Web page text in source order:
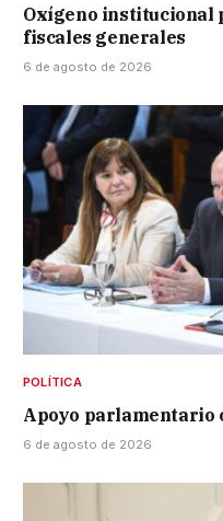
Oxígeno institucional
fiscales generales
6 de agosto de 2026
POLÍTICA
Apoyo
6 de agosto de 2026